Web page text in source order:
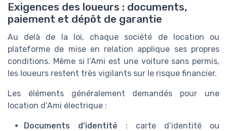
Exigences des loueurs : documents,
paiement et dépôt de garantie
Au delà de la loi, chaque société de location ou
plateforme de mise en relation applique ses propres
conditions. Même si l’Ami est une voiture sans permis,
les loueurs restent très vigilants sur le risque financier.
Les éléments généralement demandés pour une
location d’Ami électrique :
Documents d’identité : carte d’identité ou